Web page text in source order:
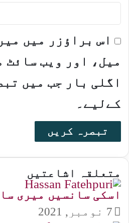
اس براؤزر میں
میل، اور ویب سائٹ
اگلی بار جب میں
کےلیے۔
متعلقہ اشاعتیں
اسکی سانسیں میری
7 نومبر, 2021